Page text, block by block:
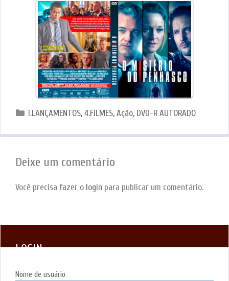
Categorias
1.LANÇAMENTOS,4.FILMES,Ação, DVD-R AUTORADO
Deixe um comentário
Você precisa fazer o login para publicar um comentário.
LOGIN
Nome de usuário